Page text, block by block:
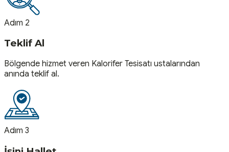
Adım 2
Teklif Al
Bölgende hizmet veren Kalorifer Tesisatı ustalarından
anında teklif al.
Adım 3